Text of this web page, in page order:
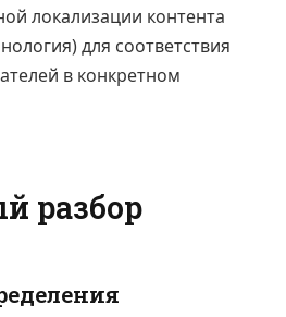
локализации контента
для соответствия
в конкретном
разбор